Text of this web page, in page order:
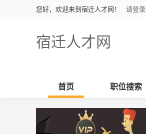
您好，欢迎来到宿迁人才网！ 请登录
宿迁人才网
首页 职位搜索